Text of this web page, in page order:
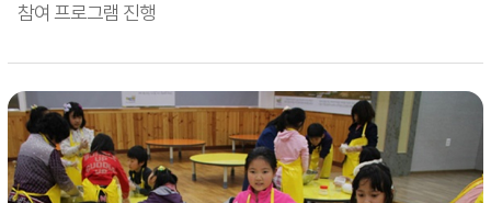
참여 프로그램 진행